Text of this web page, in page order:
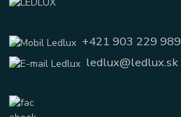
+421 903 229 989
ledlux@ledlux.sk